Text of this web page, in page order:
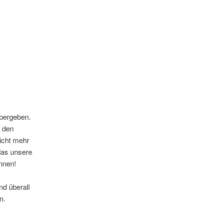
mehr
unsere
überall